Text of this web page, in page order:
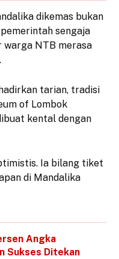
dikemas bukan
sengaja
warga NTB merasa
tarian, tradisi
of Lombok
kental dengan
Ia bilang tiket
di Mandalika
Angka
Sukses Ditekan